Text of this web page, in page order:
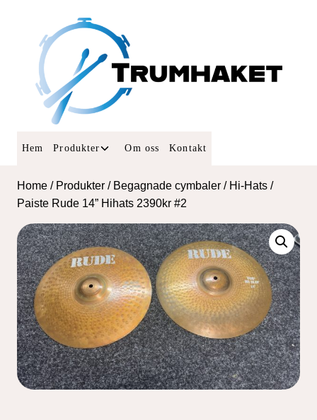
content
Hem Produkter
Toggle
Om oss Kontakt
Home / Produkter / Begagnade cymbaler / Hi-Hats /
Paiste Rude 14” Hihats 2390kr #2